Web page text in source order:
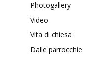
Photogallery
Video
Vita di chiesa
Dalle parrocchie